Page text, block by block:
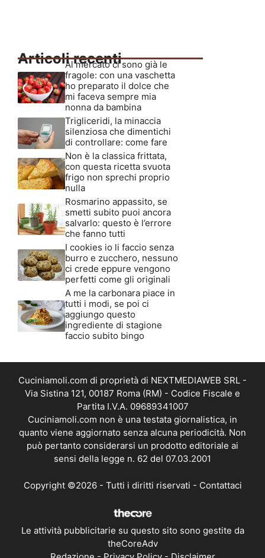
Articoli recenti
Al mercato ci sono già le
fragole: con una vaschetta
ho preparato il dolce che
mi faceva sempre mia
nonna da bambina
Trigliceridi, la minaccia
silenziosa che dimentichi
di controllare: come fare
Non è la classica frittata,
con questa ricetta svuota
frigo non sprechi proprio
nulla
Rosmarino appassito, se
smetti subito puoi ancora
salvarlo: questo è l’errore
che fanno tutti
I cookies io li faccio senza
burro e zucchero, nessuno
ci crede eppure vengono
perfetti come gli originali
A me la carbonara piace in
tutti i modi, se poi ci
aggiungo questo
ingrediente di stagione
faccio subito bingo
Cuciniamoli.com di proprietà di NEXTMEDIAWEB SRL -
Via Sistina 121, 00187 Roma (RM) - Codice Fiscale e
Partita I.V.A. 09689341007
Cuciniamoli.com non è una testata giornalistica, in
quanto viene aggiornato senza alcuna periodicità. Non
può pertanto considerarsi un prodotto editoriale ai
sensi della legge n. 62 del 07.03.2001
Copyright ©2026 - Tutti i diritti riservati - Contattaci
Le attività pubblicitarie su questo sito sono gestite da
theCoreAdv